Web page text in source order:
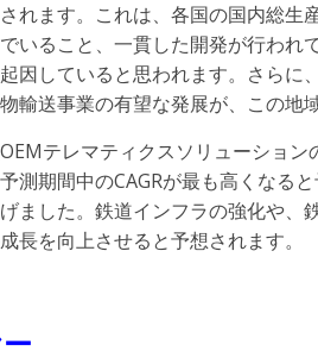
れます。これは、各国の国内総
いること、一貫した開発が行わ
因していると思われます。さらに
輸送事業の有望な発展が、この地
テレマティクスソリューショ
測期間中のCAGRが最も高くなる
ました。鉄道インフラの強化や
長を向上させると予想されます。